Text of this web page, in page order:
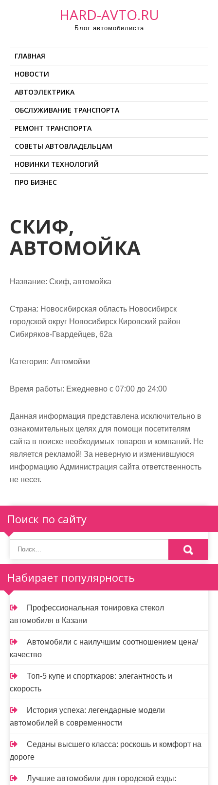
HARD-AVTO.RU
Блог автомобилиста
ГЛАВНАЯ
НОВОСТИ
АВТОЭЛЕКТРИКА
ОБСЛУЖИВАНИЕ ТРАНСПОРТА
РЕМОНТ ТРАНСПОРТА
СОВЕТЫ АВТОВЛАДЕЛЬЦАМ
НОВИНКИ ТЕХНОЛОГИЙ
ПРО БИЗНЕС
СКИФ,
АВТОМОЙКА
Название: Скиф, автомойка
Страна: Новосибирская область Новосибирск
городской округ Новосибирск Кировский район
Сибиряков-Гвардейцев, 62а
Категория: Автомойки
Время работы: Ежедневно с 07:00 до 24:00
Данная информация представлена исключительно в
ознакомительных целях для помощи посетителям
сайта в поиске необходимых товаров и компаний. Не
является рекламой! За неверную и изменившуюся
информацию Администрация сайта ответственность
не несет.
Поиск по сайту
Набирает популярность
Профессиональная тонировка стекол
автомобиля в Казани
Автомобили с наилучшим соотношением цена/
качество
Топ-5 купе и спорткаров: элегантность и
скорость
История успеха: легендарные модели
автомобилей в современности
Седаны высшего класса: роскошь и комфорт на
дороге
Лучшие автомобили для городской езды: